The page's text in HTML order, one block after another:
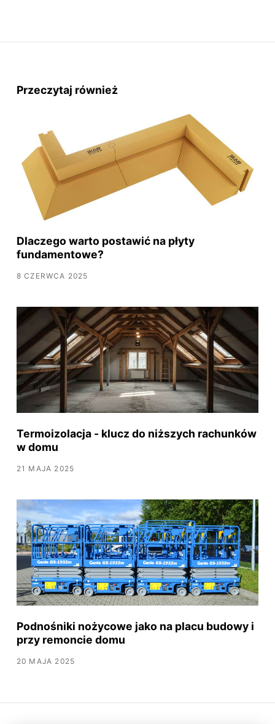
Przeczytaj również
Dlaczego warto postawić na płyty
fundamentowe?
8 CZERWCA 2025
Termoizolacja - klucz do niższych rachunków
w domu
21 MAJA 2025
Podnośniki nożycowe jako na placu budowy i
przy remoncie domu
20 MAJA 2025